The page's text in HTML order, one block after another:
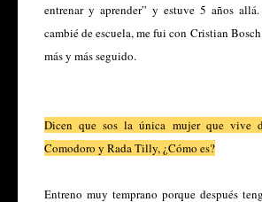
entrenar y aprender” y estuve 5 años
cambié de escuela, me fui con Cristian
más y más seguido.
Dicen que sos la única mujer que vive
Comodoro y Rada Tilly, ¿Cómo es?
Entreno muy temprano porque después